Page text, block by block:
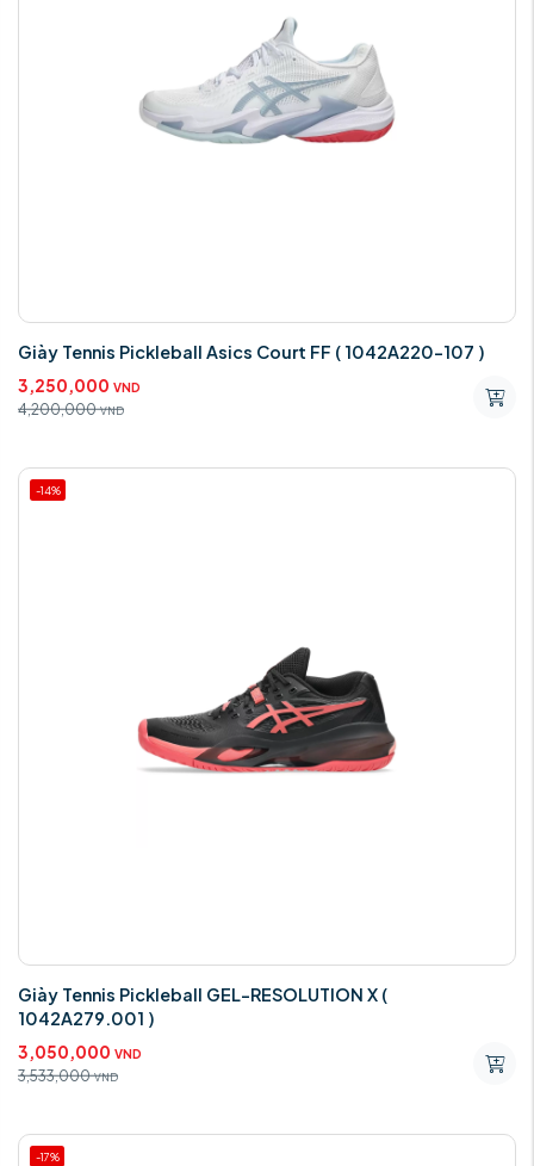
Giày Tennis Pickleball Asics Court FF ( 1042A220-107 )
3,250,000 VND
4,200,000 VND
-14%
Giày Tennis Pickleball GEL-RESOLUTION X (
1042A279.001 )
3,050,000 VND
3,533,000 VND
-17%